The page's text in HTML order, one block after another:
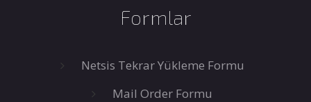
Formlar
Netsis Tekrar Yükleme Formu
Mail Order Formu